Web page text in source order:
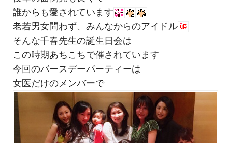
誰からも愛されています
老若男女問わず、みんなからのアイドル
そんな千春先生の誕生日会は
この時期あちこちで催されています
今回のバースデーパーティーは
女医だけのメンバーで